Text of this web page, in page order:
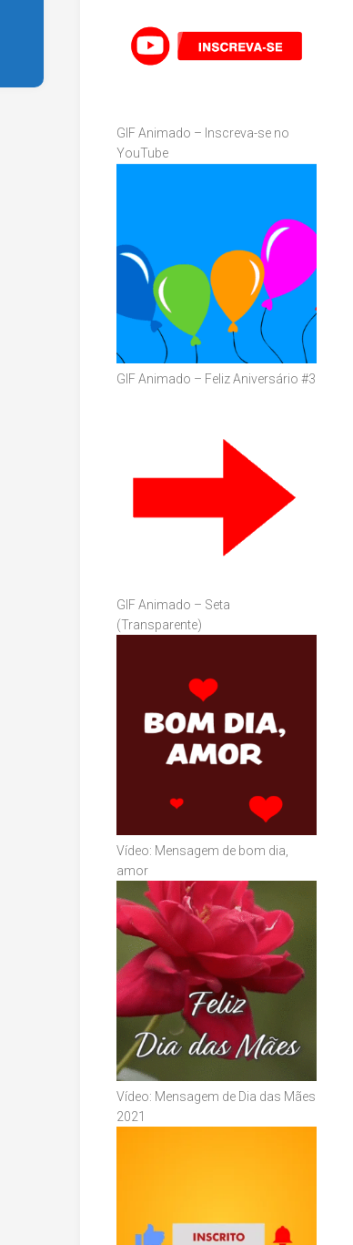
GIF Animado – Inscreva-se no
YouTube
GIF Animado – Feliz Aniversário #3
GIF Animado – Seta
(Transparente)
Vídeo: Mensagem de bom dia,
amor
Vídeo: Mensagem de Dia das Mães
2021